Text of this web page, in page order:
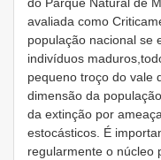
avaliada como
população nacional se
indivíduos
pequeno troço do vale
dimensão da
da extinção por
estocásticos. É
regularmente o núcleo